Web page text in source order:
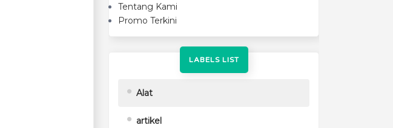
Tentang Kami
Promo Terkini
LABELS LIST
Alat
artikel